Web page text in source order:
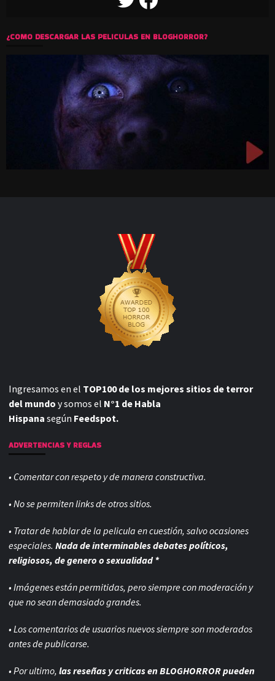
¿COMO DESCARGAR LAS PELICULAS EN BLOGHORROR?
Ingresamos en el TOP100 de los mejores sitios de terror
del mundo y somos el N°1 de Habla
Hispana según Feedspot.
ADVERTENCIAS Y REGLAS
• Comentar con respeto y de manera constructiva.
• No se permiten links de otros sitios.
• Tratar de hablar de la pelicula en cuestión, salvo ocasiones
especiales. Nada de interminables debates políticos,
religiosos, de genero o sexualidad *
• Imágenes están permitidas, pero siempre conmoderación y
que no sean demasiado grandes.
• Los comentarios de usuarios nuevos siempre son moderados
antes de publicarse.
• Por ultimo, las reseñas y criticas en BLOGHORROR pueden